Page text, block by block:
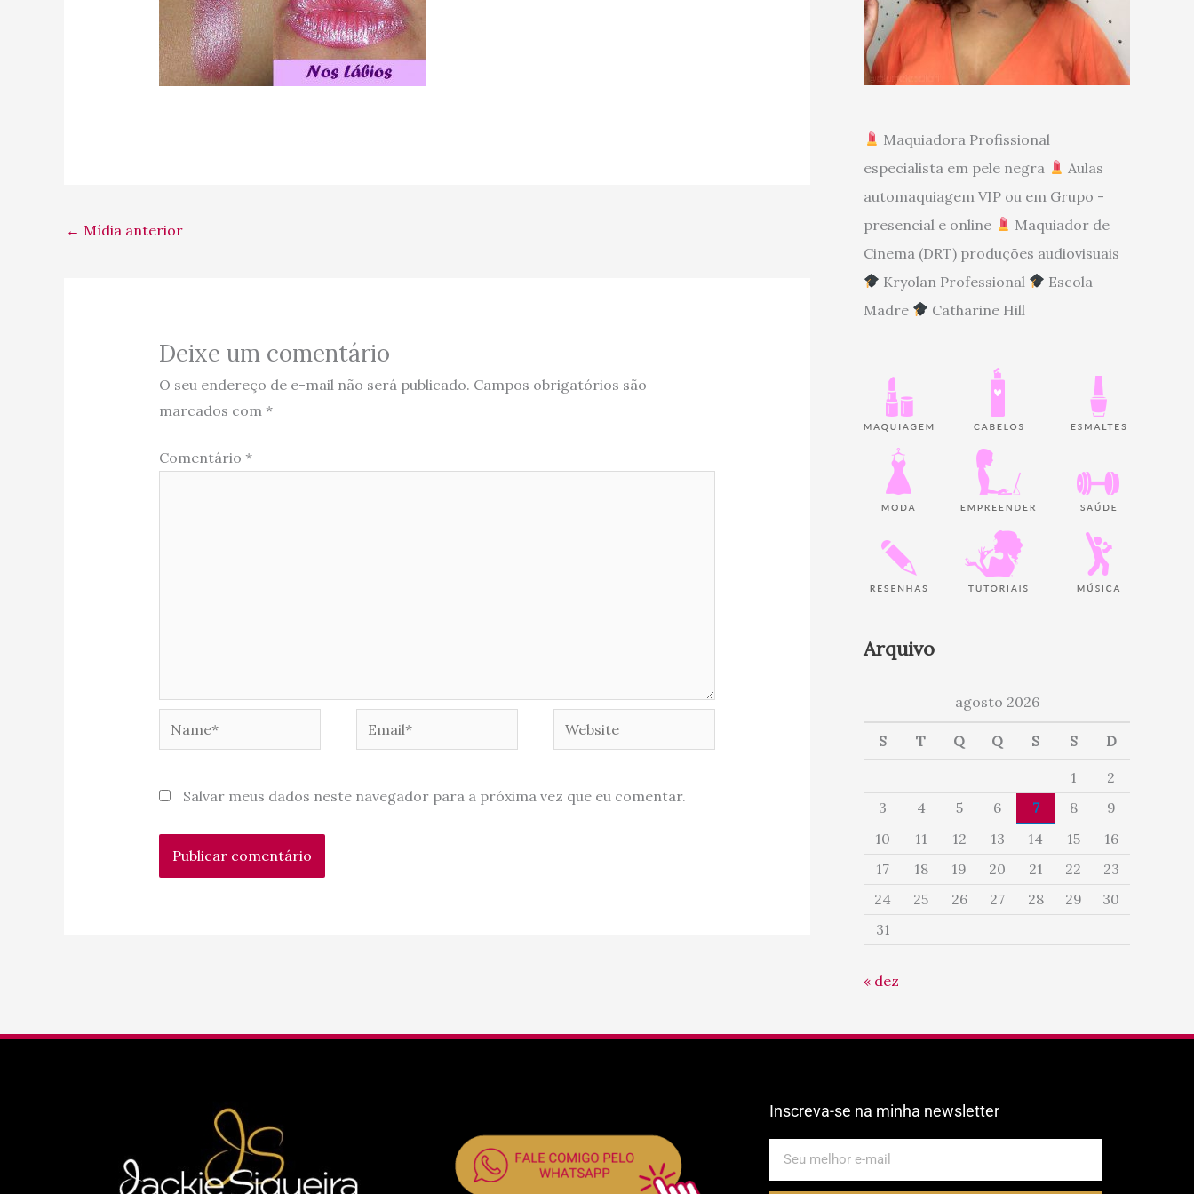
← Mídia anterior
Deixe um comentário
O seu endereço de e-mail não será publicado. Campos obrigatórios são
marcados com *
Comentário *
Website
Salvar meus dados neste navegador para a próxima vez que eu comentar.
Maquiadora Profissional
especialista em pele negra
Aulas
automaquiagem VIP ou em Grupo -
presencial e online
Maquiador de
Cinema (DRT) produções audiovisuais
Kryolan Professional
Escola
Madre
Catharine Hill
Arquivo
agosto 2026
S T Q Q S S D
1
2
3
4 5 6 7 8
9
10
11 12 13 14 15
16
17
18 19 20 21 22
23
24
25 26 27 28 29
30
31
« dez
Inscreva-se na minha newsletter